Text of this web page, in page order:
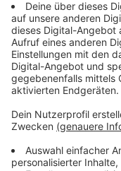
Anzeige
Weitere
Anzeige
Blutspenderegelung